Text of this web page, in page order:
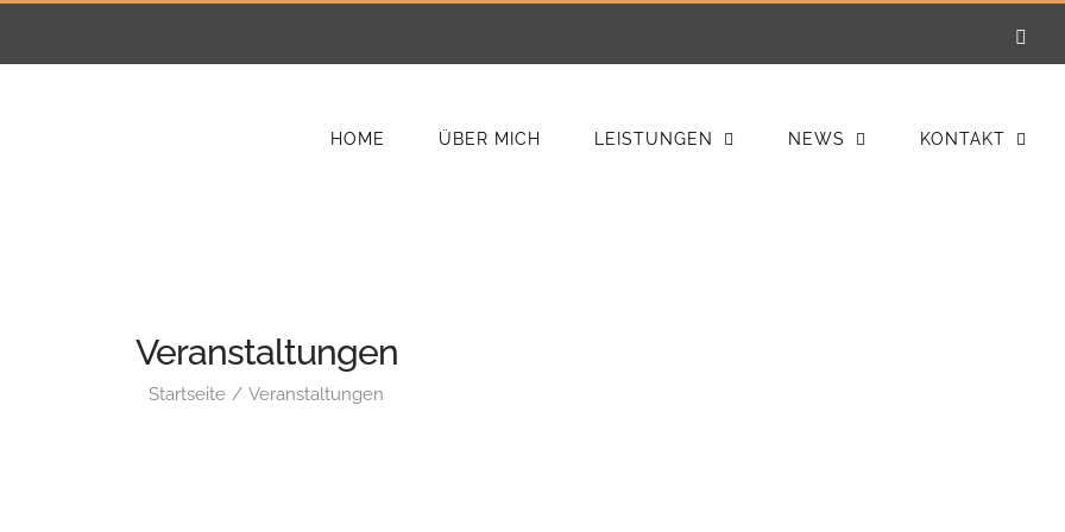
HOME ÜBER MICH LEISTUNGEN NEWS KONTAKT
Veranstaltungen
Startseite Veranstaltungen